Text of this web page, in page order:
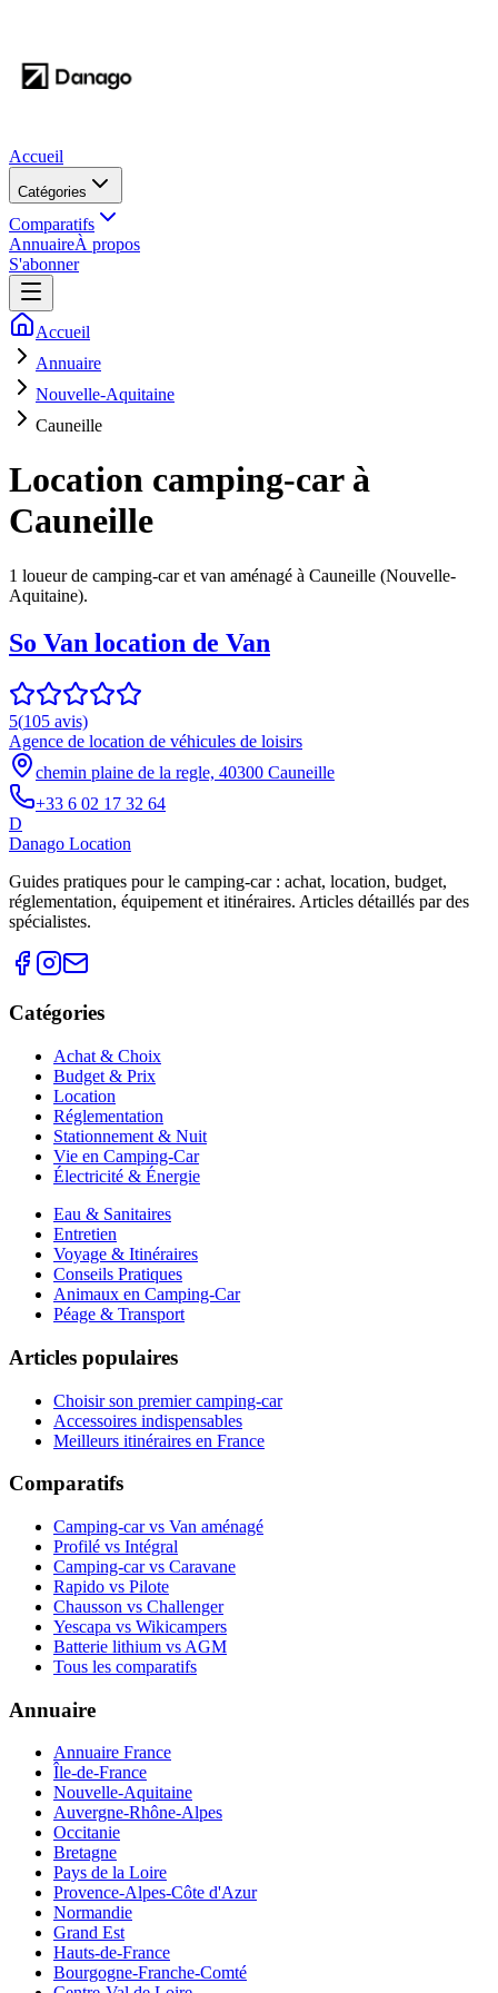
Accueil
Catégories
Comparatifs
AnnuaireÀ propos
S'abonner
Accueil
Annuaire
Nouvelle-Aquitaine
Cauneille
Location camping-car à
Cauneille
1 loueurde camping-car et van aménagé à Cauneille (Nouvelle-
Aquitaine).
So Van location de Van
5(105 avis)
Agence de location de véhicules de loisirs
chemin plaine de la regle, 40300 Cauneille
+33 6 02 17 32 64
D
Danago Location
Guides pratiques pour le camping-car : achat, location, budget,
réglementation, équipement et itinéraires. Articles détaillés par des
spécialistes.
Catégories
Achat & Choix
Budget & Prix
Location
Réglementation
Stationnement & Nuit
Vie en Camping-Car
Électricité & Énergie
Eau & Sanitaires
Entretien
Voyage & Itinéraires
Conseils Pratiques
Animaux en Camping-Car
Péage & Transport
Articles populaires
Choisir son premier camping-car
Accessoires indispensables
Meilleurs itinéraires en France
Comparatifs
Camping-car vs Van aménagé
Profilé vs Intégral
Camping-car vs Caravane
Rapido vs Pilote
Chausson vs Challenger
Yescapa vs Wikicampers
Batterie lithium vs AGM
Tous les comparatifs
Annuaire
Annuaire France
Île-de-France
Nouvelle-Aquitaine
Auvergne-Rhône-Alpes
Occitanie
Bretagne
Pays de la Loire
Provence-Alpes-Côte d'Azur
Normandie
Grand Est
Hauts-de-France
Bourgogne-Franche-Comté